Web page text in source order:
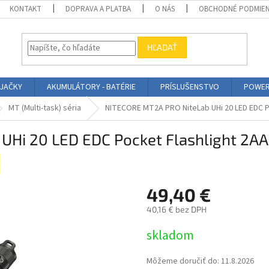
KONTAKT DOPRAVA A PLATBA O NÁS OBCHODNÉ
HĽADAŤ
AKUMULÁTORY - BATÉRIE PRÍSLUŠENSTVO
MT (Multi-task) séria NITECORE MT2A PRO NiteLab UHi 20 LED
20 LED EDC Pocket Flashlight 2AA
49,40 €
40,16 € bez DPH
cena:
skladom
Môžeme doručiť do: 11.8.2026